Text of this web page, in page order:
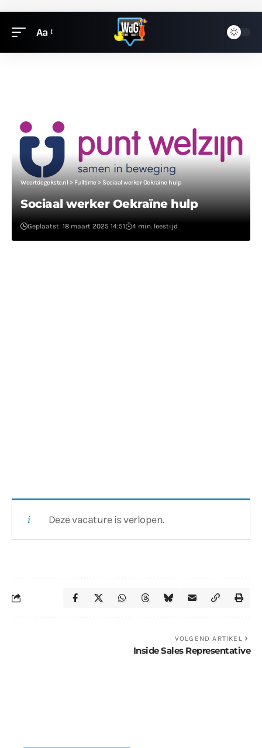
Aa
Weertdegekste.nl > Fulltime > Sociaal werker Oekraïne hulp
Sociaal werker Oekraïne hulp
Geplaatst: 18 maart 2025 14:51 4 min. leestijd
Deze vacature is verlopen.
VOLGEND ARTIKEL
Inside Sales Representative